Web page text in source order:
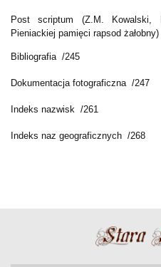
Post scriptum (Z.M.
Pieniackiej pamięci rapsod
Bibliografia /245
Dokumentacja fotograficzna /247
Indeks nazwisk /261
Indeks naz geograficznych /268